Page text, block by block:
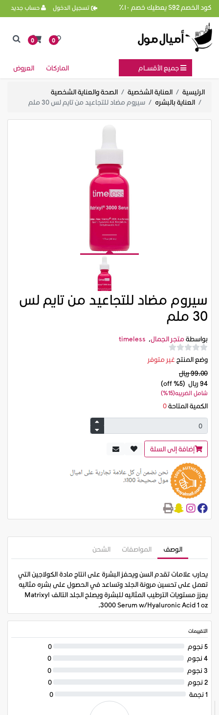
كود الخصم S92 يعطيك خصم ١٠٪ تسجيل الدخول حساب جديد
0
0
جميع الأقســام الماركات العروض
الرئيسية العناية الشخصية
الصحة والعناية الشخصية
العناية بالبشره
سيروم مضاد للتجاعيد من تايم لس 30 ملم
سيروم مضاد للتجاعيد من تايم لس
30 ملم
بواسطةمتجر الجمال,
timeless
وضع المنتج غير متوفر
99.00 ريال
94 ريال
(5% off)
شامل الضريبه(15%)
الكمية المتاحة0
إضافة إلى السلة
الوصف المواصفات الشحن
يحارب علامات تقدم السن ويحفز البشرة على انتاج مادة الكولاجين التي
تعمل على تحسين مرونة الجلد وتساعد في الحصول على بشره مثاليه
يعزز مستويات الترطيب المثاليه للبشرة ويصلح الجلد التالف Matrixyl
3000 Serum w/Hyaluronic Acid 1 oz.
التقييمات
5 نجوم
0
4 نجوم
0
3 نجوم
0
2 نجوم
0
1 نجمة
0